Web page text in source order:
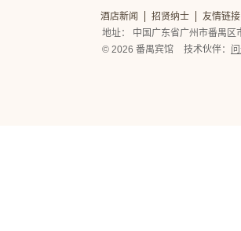
酒店新闻 招贤纳士 友情链接
地址： 中国广东省广州市番禺区
© 2026 番禺宾馆
技术伙伴：